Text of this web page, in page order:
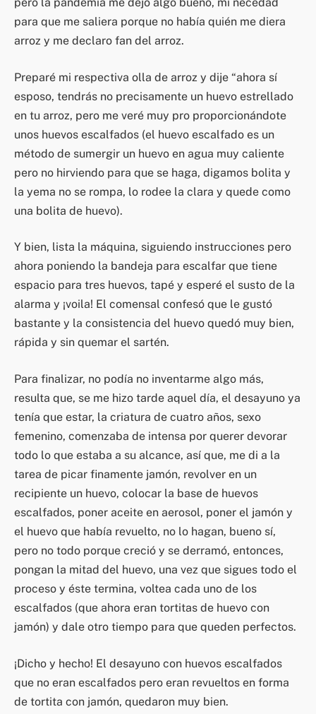
para que me saliera porque no había quién me diera
arroz y me declaro fan del arroz.
Preparé mi respectiva olla de arroz y dije “ahora sí
esposo, tendrás no precisamente un huevo estrellado
en tu arroz, pero me veré muy pro proporcionándote
unos huevos escalfados (el huevo escalfado es un
método de sumergir un huevo en agua muy caliente
pero no hirviendo para que se haga, digamos bolita y
la yema no se rompa, lo rodee la clara y quede como
una bolita de huevo).
Y bien, lista la máquina, siguiendo instrucciones pero
ahora poniendo la bandeja para escalfar que tiene
espacio para tres huevos, tapé y esperé el susto de la
alarma y ¡voila! El comensal confesó que le gustó
bastante y la consistencia del huevo quedó muy bien,
rápida y sin quemar el sartén.
Para finalizar, no podía no inventarme algo más,
resulta que, se me hizo tarde aquel día, el desayuno ya
tenía que estar, la criatura de cuatro años, sexo
femenino, comenzaba de intensa por querer devorar
todo lo que estaba a su alcance​, así que, me di a la
tarea de picar finamente jamón, revolver en un
recipiente un huevo, colocar la base de huevos
escalfados, poner aceite en aerosol, poner el jamón y
el huevo que había revuelto, no lo hagan, bueno sí,
pero no todo porque creció y se derramó, entonces,
pongan la mitad del huevo, una vez que sigues todo el
proceso y éste termina, voltea cada uno de los
escalfados (que ahora eran tortitas de huevo con
jamón) y dale otro tiempo para que queden perfectos.
¡Dicho y hecho! El desayuno con huevos escalfados
que no eran escalfados pero eran revueltos en forma
de tortita con jamón, quedaron muy bien.